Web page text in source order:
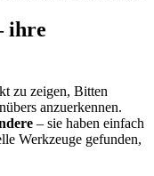
ihre
zu zeigen, Bitten
anzuerkennen.
– sie haben einfach
Werkzeuge gefunden,